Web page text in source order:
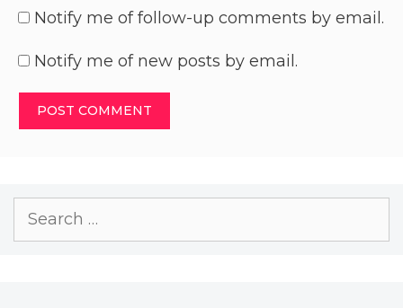
Notify me of follow-up comments by email.
Notify me of new posts by email.